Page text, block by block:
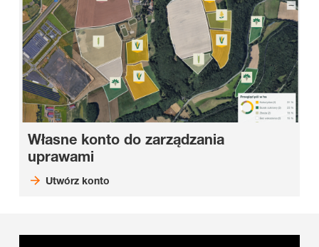
Własne konto do zarządzania
uprawami
Utwórz konto